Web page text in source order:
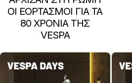
ΟΙ ΕΟΡΤΑΣΜΟΙ ΓΙΑ ΤΑ
80 ΧΡΟΝΙΑ ΤΗΣ
VESPA